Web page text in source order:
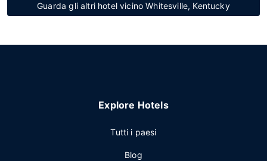
Guarda gli altri hotel vicino Whitesville, Kentucky
Explore Hotels
Tutti i paesi
Blog